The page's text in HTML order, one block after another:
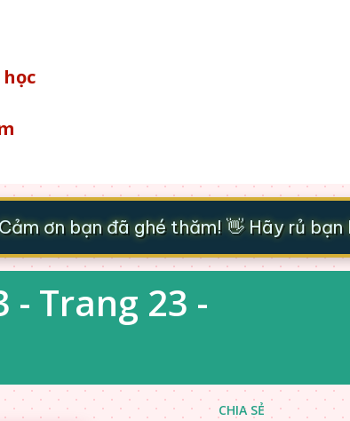
ơn bạn đã ghé thăm! 👋 Hãy rủ bạn
- Trang 23 -
CHIA SẺ